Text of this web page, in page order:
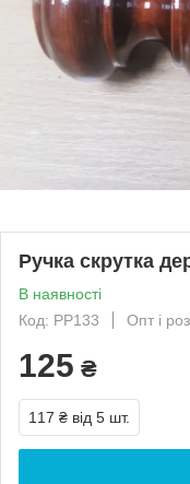
Ручка скрутка
В наявності
Код: РР133
Опт і
125 ₴
117 ₴ від 5 шт.